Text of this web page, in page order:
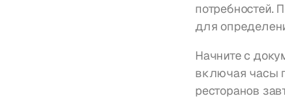
потребностей.
для
Начните с
включая часы
ресторанов